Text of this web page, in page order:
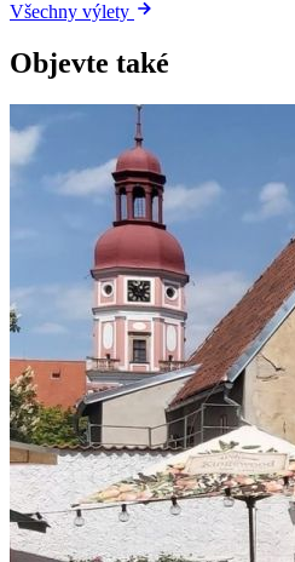
Všechny výlety
Objevte také